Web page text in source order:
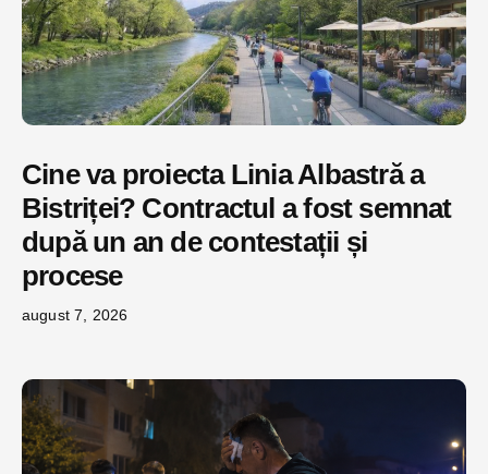
Cine va proiecta Linia Albastră a
Bistriței? Contractul a fost semnat
după un an de contestații și
procese
august 7, 2026